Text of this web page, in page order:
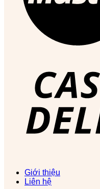
Giới thiệu
Liên hệ